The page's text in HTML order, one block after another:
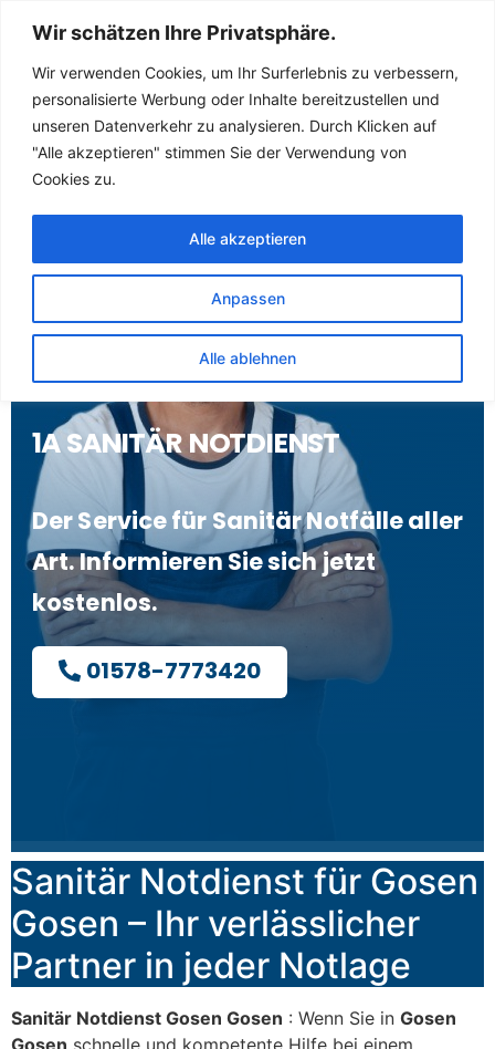
Wir schätzen Ihre Privatsphäre.
Wir verwenden Cookies, um Ihr Surferlebnis zu verbessern,
personalisierte Werbung oder Inhalte bereitzustellen und
unseren Datenverkehr zu analysieren. Durch Klicken auf
"Alle akzeptieren" stimmen Sie der Verwendung von
Cookies zu.
Anpassen
Alle ablehnen
Alle akzeptieren
Sanitär Notdienst
(Klempner) für
Gosen Gosen
1A SANITÄR NOTDIENST
Der Service für Sanitär Notfälle aller
Art. Informieren Sie sich jetzt
kostenlos.
01578-7773420
Sanitär Notdienst für Gosen
Gosen – Ihr verlässlicher
Partner in jeder Notlage
Sanitär Notdienst Gosen Gosen : Wenn Sie in Gosen